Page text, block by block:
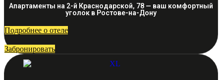
Апартаменты на 2-й Краснодарской, 78 — ваш комфортный
уголок в Ростове-на-Дону
Подробнее о отеле
Забронировать